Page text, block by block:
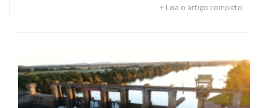
Leia o artigo completo